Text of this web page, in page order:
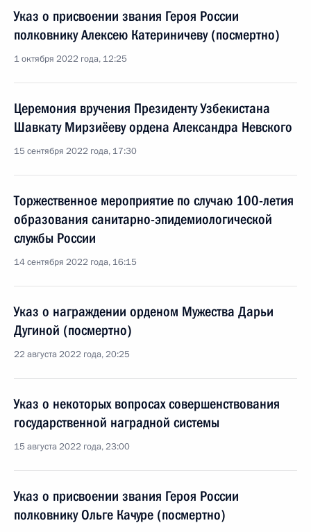
Указ о присвоении звания Героя России
полковнику Алексею Катериничеву (посмертно)
1 октября 2022 года, 12:25
Церемония вручения Президенту Узбекистана
Шавкату Мирзиёеву ордена Александра Невского
15 сентября 2022 года, 17:30
Торжественное мероприятие по случаю 100-летия
образования санитарно-эпидемиологической
службы России
14 сентября 2022 года, 16:15
Указ о награждении орденом Мужества Дарьи
Дугиной (посмертно)
22 августа 2022 года, 20:25
Указ о некоторых вопросах совершенствования
государственной наградной системы
15 августа 2022 года, 23:00
Указ о присвоении звания Героя России
полковнику Ольге Качуре (посмертно)